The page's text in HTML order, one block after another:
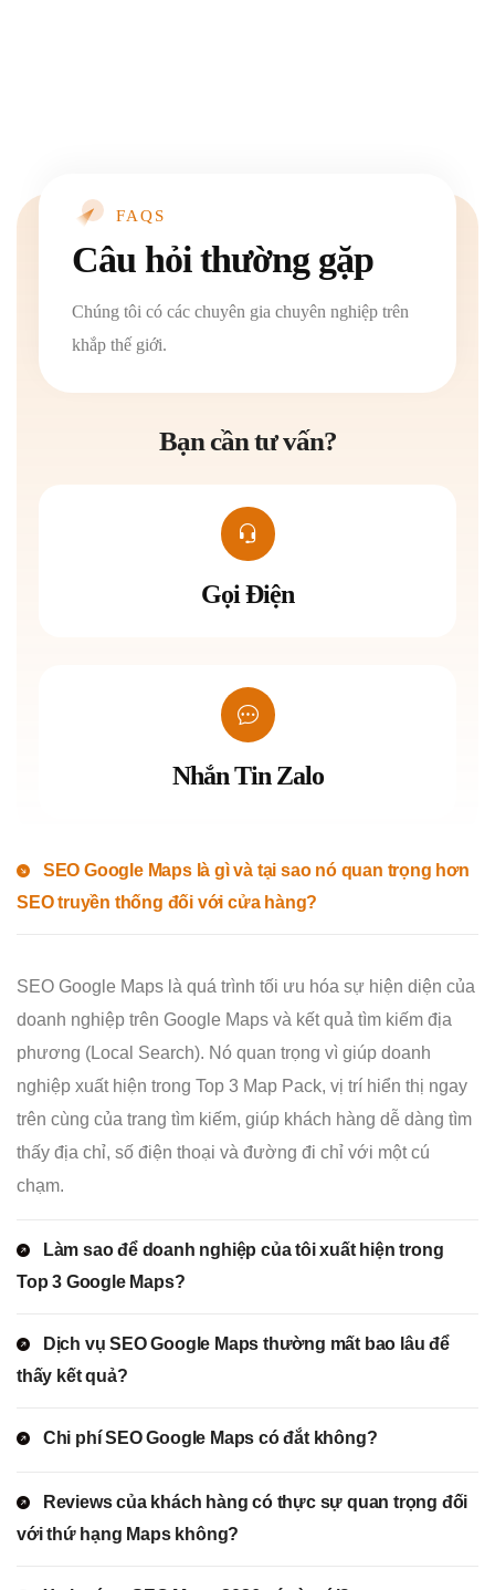
FAQS
Câu hỏi thường gặp
Chúng tôi có các chuyên gia chuyên nghiệp trên
khắp thế giới.
Bạn cần tư vấn?
Gọi Điện
Nhắn Tin Zalo
SEO Google Maps là gì và tại sao nó quan trọng hơn
SEO truyền thống đối với cửa hàng?
SEO Google Maps là quá trình tối ưu hóa sự hiện diện của
doanh nghiệp trên Google Maps và kết quả tìm kiếm địa
phương (Local Search). Nó quan trọng vì giúp doanh
nghiệp xuất hiện trong Top 3 Map Pack, vị trí hiển thị ngay
trên cùng của trang tìm kiếm, giúp khách hàng dễ dàng tìm
thấy địa chỉ, số điện thoại và đường đi chỉ với một cú
chạm.
Làm sao để doanh nghiệp của tôi xuất hiện trong
Top 3 Google Maps?
Dịch vụ SEO Google Maps thường mất bao lâu để
thấy kết quả?
Chi phí SEO Google Maps có đắt không?
Reviews của khách hàng có thực sự quan trọng đối
với thứ hạng Maps không?